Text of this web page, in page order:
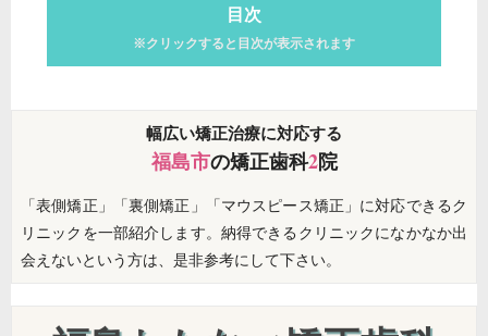
目次
※クリックすると目次が表示されます
幅広い矯正治療に対応する
福島市の矯正歯科2院
「表側矯正」「裏側矯正」「マウスピース矯正」に対応できるク
リニックを一部紹介します。納得できるクリニックになかなか出
会えないという方は、是非参考にして下さい。